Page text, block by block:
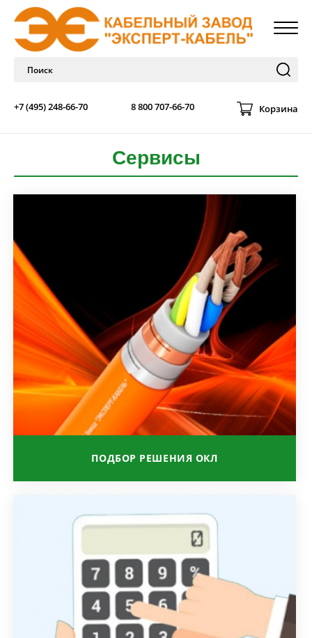
+7 (495) 248-66-70 8 800 707-66-70 Корзина
Сервисы
ПОДБОР РЕШЕНИЯ ОКЛ